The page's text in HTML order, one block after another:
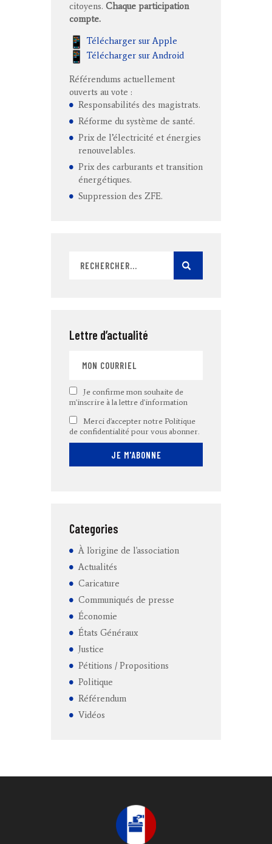
citoyens. Chaque participation
compte.
Télécharger sur Apple
Télécharger sur Android
Référendums actuellement
ouverts au vote :
Responsabilités des magistrats.
Réforme du système de santé.
Prix de l’électricité et énergies
renouvelables.
Prix des carburants et transition
énergétiques.
Suppression des ZFE.
Lettre d’actualité
Je confirme mon souhaite de
m'inscrire à la lettre d'information
Merci d'accepter notre Politique
de confidentialité pour vous abonner.
Categories
À l'origine de l'association
Actualités
Caricature
Communiqués de presse
Économie
États Généraux
Justice
Pétitions / Propositions
Politique
Référendum
Vidéos